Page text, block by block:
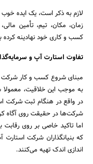
لازم به ذکر است، یک ایده
زمان، مکان، تیم، تأمین
کسب و کاری خود نهادینه کرده
تفاوت استارت آپ و
مبنای شروع کسب و کار شرکت
به موجب این خلاقیت، معمولا
در واقع در هنگام ثبت شرکت
شرکت‌ها در حقیقت روی آگاه
اما تاکید خاصی بر روی رقابت
که بنیانگذاران شرکت
اندازی اندک تهیه می‌کنند.